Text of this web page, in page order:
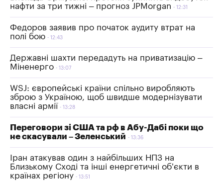
нафти за три тижні – прогноз JPMorgan
12:31
Федоров заявив про початок аудиту втрат на
полі бою
12:43
Державні шахти передадуть на приватизацію –
Міненерго
13:07
WSJ: європейські країни спільно виробляють
зброю з Україною, щоб швидше модернізувати
власні армії
13:28
Переговори зі США та рф в Абу-Дабі поки що
не скасували – Зеленський
13:36
Іран атакував один з найбільших НПЗ на
Близькому Сході та інші енергетичні об’єкти в
країнах регіону
13:51